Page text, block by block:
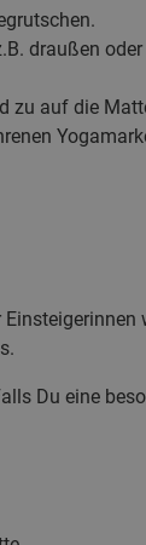
draußen
zu auf die
Du eine